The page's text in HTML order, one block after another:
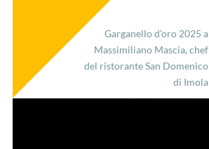
Garganello d'oro 2025 a
Massimiliano Mascia, chef
del ristorante San Domenico
di Imola